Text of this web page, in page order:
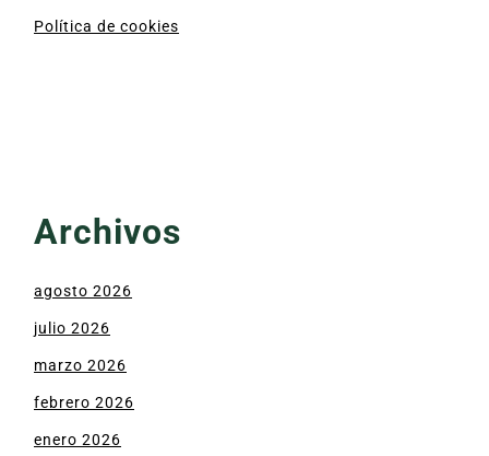
Política de cookies
Archivos
agosto 2026
julio 2026
marzo 2026
febrero 2026
enero 2026